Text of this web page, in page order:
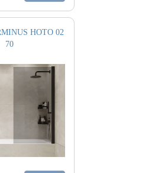
НОТО 02
70